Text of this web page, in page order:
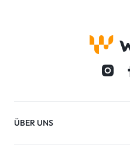
ÜBER UNS